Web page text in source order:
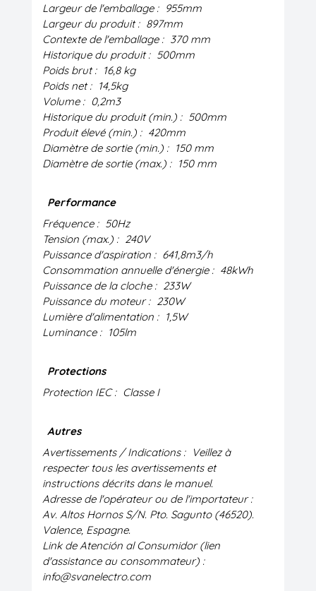
Largeur de l'emballage : 955mm
Largeur du produit : 897mm
Contexte de l'emballage : 370 mm
Historique du produit : 500mm
Poids brut : 16,8 kg
Poids net : 14,5kg
Volume : 0,2m3
Historique du produit (min.) : 500mm
Produit élevé (min.) : 420mm
Diamètre de sortie (min.) : 150 mm
Diamètre de sortie (max.) : 150 mm
Performance
Fréquence : 50Hz
Tension (max.) : 240V
Puissance d'aspiration : 641,8m3/h
Consommation annuelle d'énergie : 48kWh
Puissance de la cloche : 233W
Puissance du moteur : 230W
Lumière d'alimentation : 1,5W
Luminance : 105lm
Protections
Protection IEC : Classe I
Autres
Avertissements / Indications : Veillez à
respecter tous les avertissements et
instructions décrits dans le manuel.
Adresse de l'opérateur ou de l'importateur :
Av. Altos Hornos S/N. Pto. Sagunto (46520).
Valence, Espagne.
Link de Atención al Consumidor (lien
d'assistance au consommateur) :
info@svanelectro.com